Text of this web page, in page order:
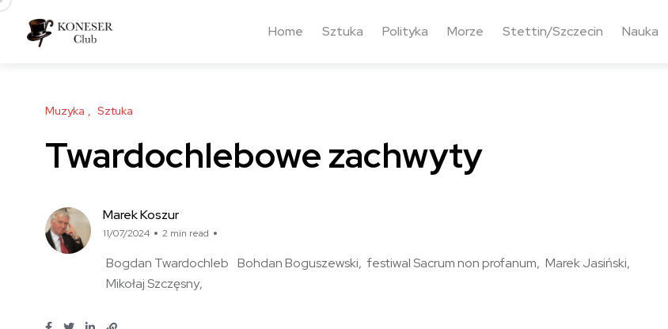
Home Sztuka Polityka Morze Stettin/Szczecin Nauka
Muzyka Sztuka
Twardochlebowe zachwyty
Marek Koszur
11/07/2024 2 min read
Bogdan Twardochleb Bohdan Boguszewski festiwal Sacrum non profanum Marek Jasiński
Mikołaj Szczęsny